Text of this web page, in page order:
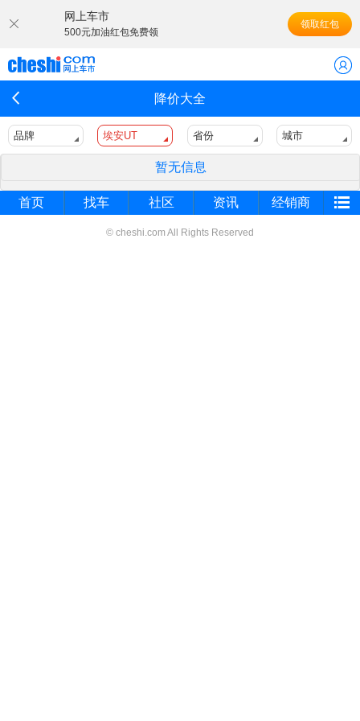
网上车市
500元加油红包免费领
领取红包
降价大全
品牌 埃安UT 省份 城市
暂无信息
首页 找车 社区 资讯 经销商
© cheshi.com All Rights Reserved